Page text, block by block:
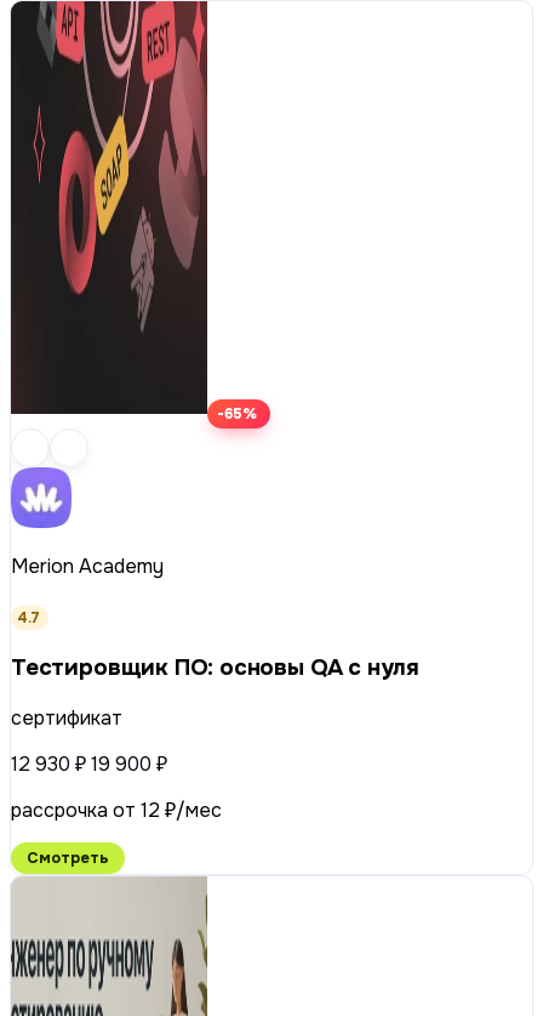
-65%
Merion Academy
4.7
Тестировщик ПО: основы QA с нуля
сертификат
12 930 ₽19 900 ₽
рассрочка от 12 ₽/мес
Смотреть